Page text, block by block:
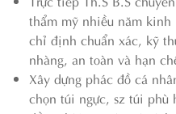
thẩm mỹ nhiều năm kinh
chỉ định chuẩn xác, kỹ
nhàng, an toàn và hạn
Xây dựng phác đồ cá
chọn túi ngực, sz túi phù